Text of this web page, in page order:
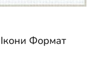
Формат